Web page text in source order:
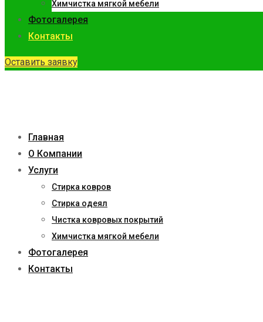
Химчистка мягкой мебели
Фотогалерея
Контакты
Оставить заявку
Главная
О Компании
Услуги
Стирка ковров
Стирка одеял
Чистка ковровых покрытий
Химчистка мягкой мебели
Фотогалерея
Контакты